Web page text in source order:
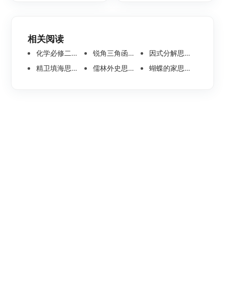
相关阅读
化学必修二思维导图合集，高中高清化学思维导图整理 锐角三角函数思维导图 | 数学思维导图分享
因式分解思维导图高清版-数学思维导图模板分享
精卫填海思维导图怎么画？高清版精卫填海思维导图模板分享
儒林外史思维导图大全|高清版免费思维导图模板 蝴蝶的家思维导图怎么画？高清版蝴蝶的家思维导图分享